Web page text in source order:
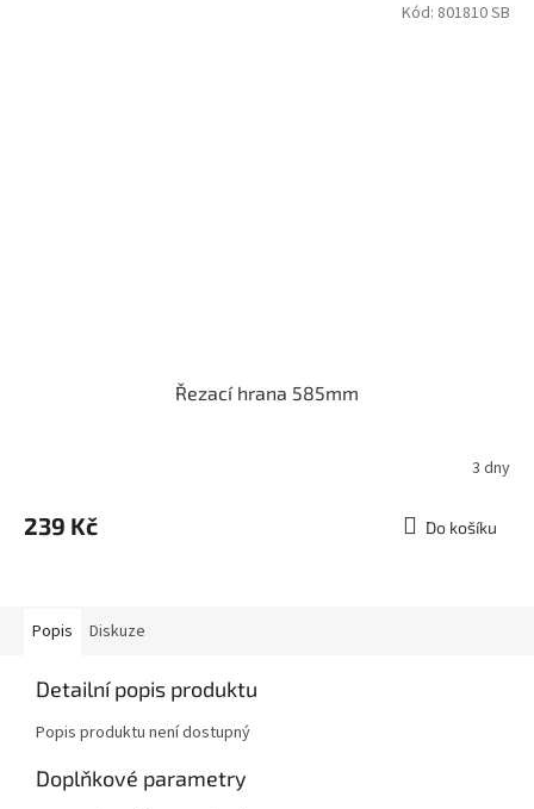
Řezací hrana 585mm
3 dny
239 Kč Do košíku
Kód: 801810 SB
Popis Diskuze
Detailní popis produktu
Popis produktu není dostupný
Doplňkové parametry